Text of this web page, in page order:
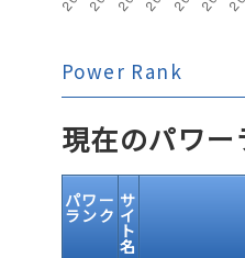
Power Rank
現在のパワー
パワー
ランク
サ
イ
ト
名